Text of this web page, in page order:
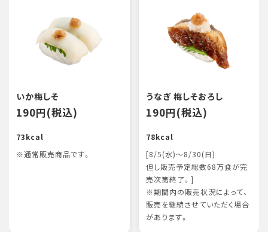
いか梅しそ
190円(税込)
73kcal
※通常販売商品です。
うなぎ 梅しそおろし
190円(税込)
78kcal
[8/5(水)～8/30(日)
但し販売予定総数68万食が完
売次第終了。]
※期間内の販売状況によって、
販売を継続させていただく場合
があります。